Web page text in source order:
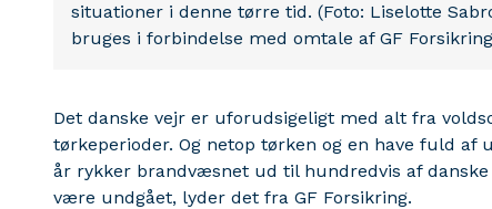
situationer i denne tørre tid. (Foto: Liselotte
bruges i forbindelse med omtale af GF
Det danske vejr er uforudsigeligt med alt fra
tørkeperioder. Og netop tørken og en have fuld
år rykker brandvæsnet ud til hundredvis af
være undgået, lyder det fra GF Forsikring.